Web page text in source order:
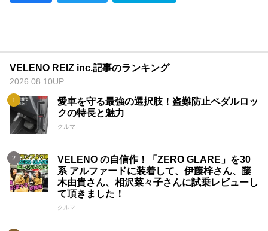
VELENO REIZ inc.記事のランキング
2026.08.10UP
愛車を守る最強の選択肢！盗難防止ペダルロッ
クの特長と魅力
クルマ
VELENO の自信作！「ZERO GLARE」を30
系 アルファードに装着して、伊藤梓さん、藤
木由貴さん、相沢菜々子さんに試乗レビューし
て頂きました！
クルマ